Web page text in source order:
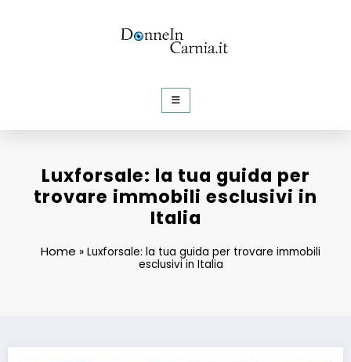
Luxforsale: la tua guida per
trovare immobili esclusivi in
Italia
Home »Luxforsale: la tua guida per trovare immobili
esclusivi in Italia